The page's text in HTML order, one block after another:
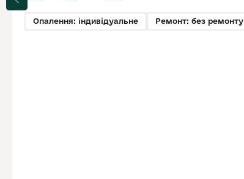
Опалення: індивідуальне Ремонт: без ремонту